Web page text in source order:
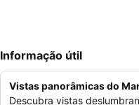
Informação útil
Vistas panorâmicas do
Descubra vistas